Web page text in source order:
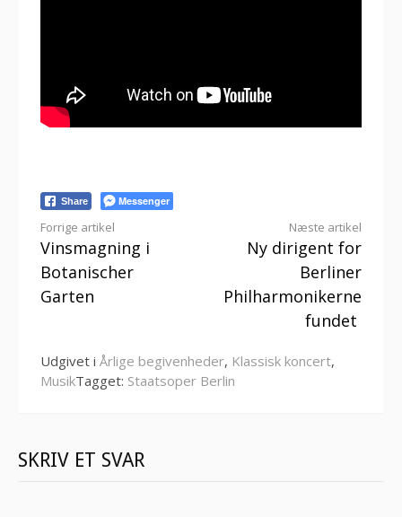
Share Messenger
Læs
videre
Forrige artikel
Vinsmagning i
Botanischer
Garten
Næste artikel
Ny dirigent for
Berliner
Philharmonikerne
fundet
Udgivet i Årlige begivenheder, Klassisk koncert,
MusikTagget: Staatsoper Berlin
SKRIV ET SVAR